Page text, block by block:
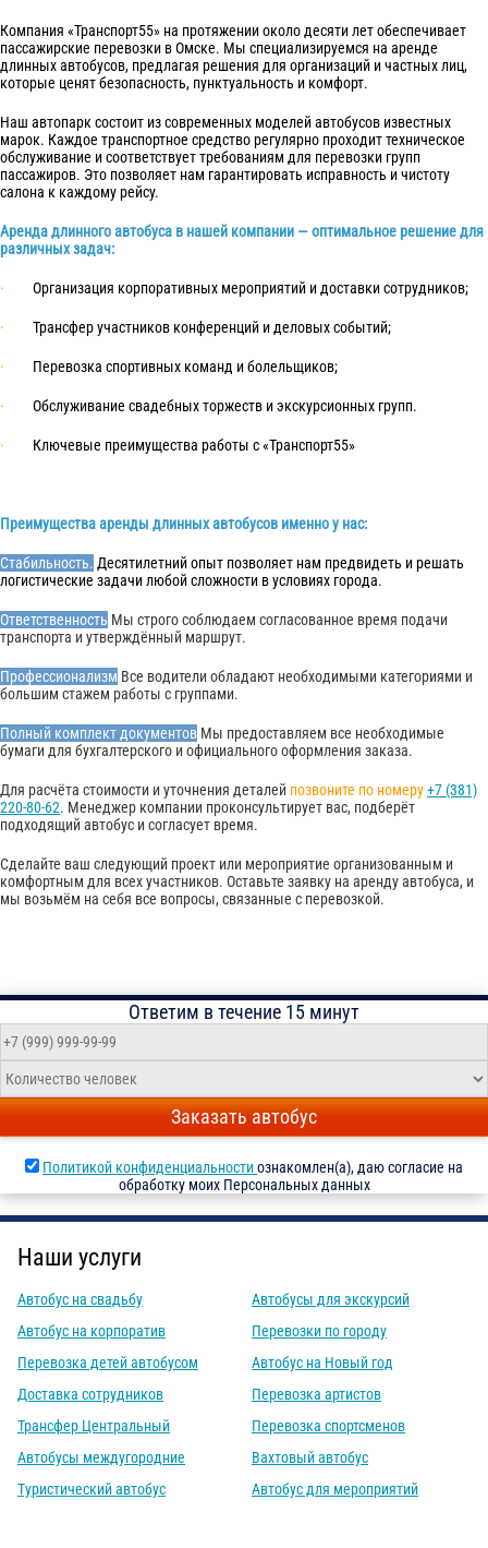
Компания «Транспорт55» на протяжении около десяти лет обеспечивает
пассажирские перевозки в Омске. Мы специализируемся на аренде
длинных автобусов, предлагая решения для организаций и частных лиц,
которые ценят безопасность, пунктуальность и комфорт.
Наш автопарк состоит из современных моделей автобусов известных
марок. Каждое транспортное средство регулярно проходит техническое
обслуживание и соответствует требованиям для перевозки групп
пассажиров. Это позволяет нам гарантировать исправность и чистоту
салона к каждому рейсу.
Аренда длинного автобуса в нашей компании — оптимальное решение для
различных задач:
· Организация корпоративных мероприятий и доставки сотрудников;
· Трансфер участников конференций и деловых событий;
· Перевозка спортивных команд и болельщиков;
· Обслуживание свадебных торжеств и экскурсионных групп.
· Ключевые преимущества работы с «Транспорт55»
Преимущества аренды длинных автобусов именно у нас:
Стабильность. Десятилетний опыт позволяет нам предвидеть и решать
логистические задачи любой сложности в условиях города.
Ответственность Мы строго соблюдаем согласованное время подачи
транспорта и утверждённый маршрут.
Профессионализм Все водители обладают необходимыми категориями и
большим стажем работы с группами.
Полный комплект документов Мы предоставляем все необходимые
бумаги для бухгалтерского и официального оформления заказа.
Для расчёта стоимости и уточнения деталей позвоните по номеру+7 (381)
220-80-62. Менеджер компании проконсультирует вас, подберёт
подходящий автобус и согласует время.
Сделайте ваш следующий проект или мероприятие организованным и
комфортным для всех участников. Оставьте заявку на аренду автобуса, и
мы возьмём на себя все вопросы, связанные с перевозкой.
Ответим в течение 15 минут
Заказать автобус
Политикой конфиденциальностиознакомлен(а), даю согласие на
обработку моих Персональных данных
Наши услуги
Автобус на свадьбу
Автобус на корпоратив
Перевозка детей автобусом
Доставка сотрудников
Трансфер Центральный
Автобусы междугородние
Туристический автобус
Автобусы для экскурсий
Перевозки по городу
Автобус на Новый год
Перевозка артистов
Перевозка спортсменов
Вахтовый автобус
Автобус для мероприятий